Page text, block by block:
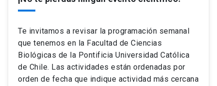
Académicos
Consejo de Facultad
Secretaría Académica
Dirección Investigación
Grupos de Investigación
Institutos y Centros
Estudiantes
Pregrado
Postgrado
Publicaciones
Contacto
Te invitamos a revisar la programación semanal
que tenemos en la Facultad de Ciencias
Biológicas de la Pontificia Universidad Católica
de Chile. Las actividades están ordenadas por
orden de fecha que indique actividad más cercana